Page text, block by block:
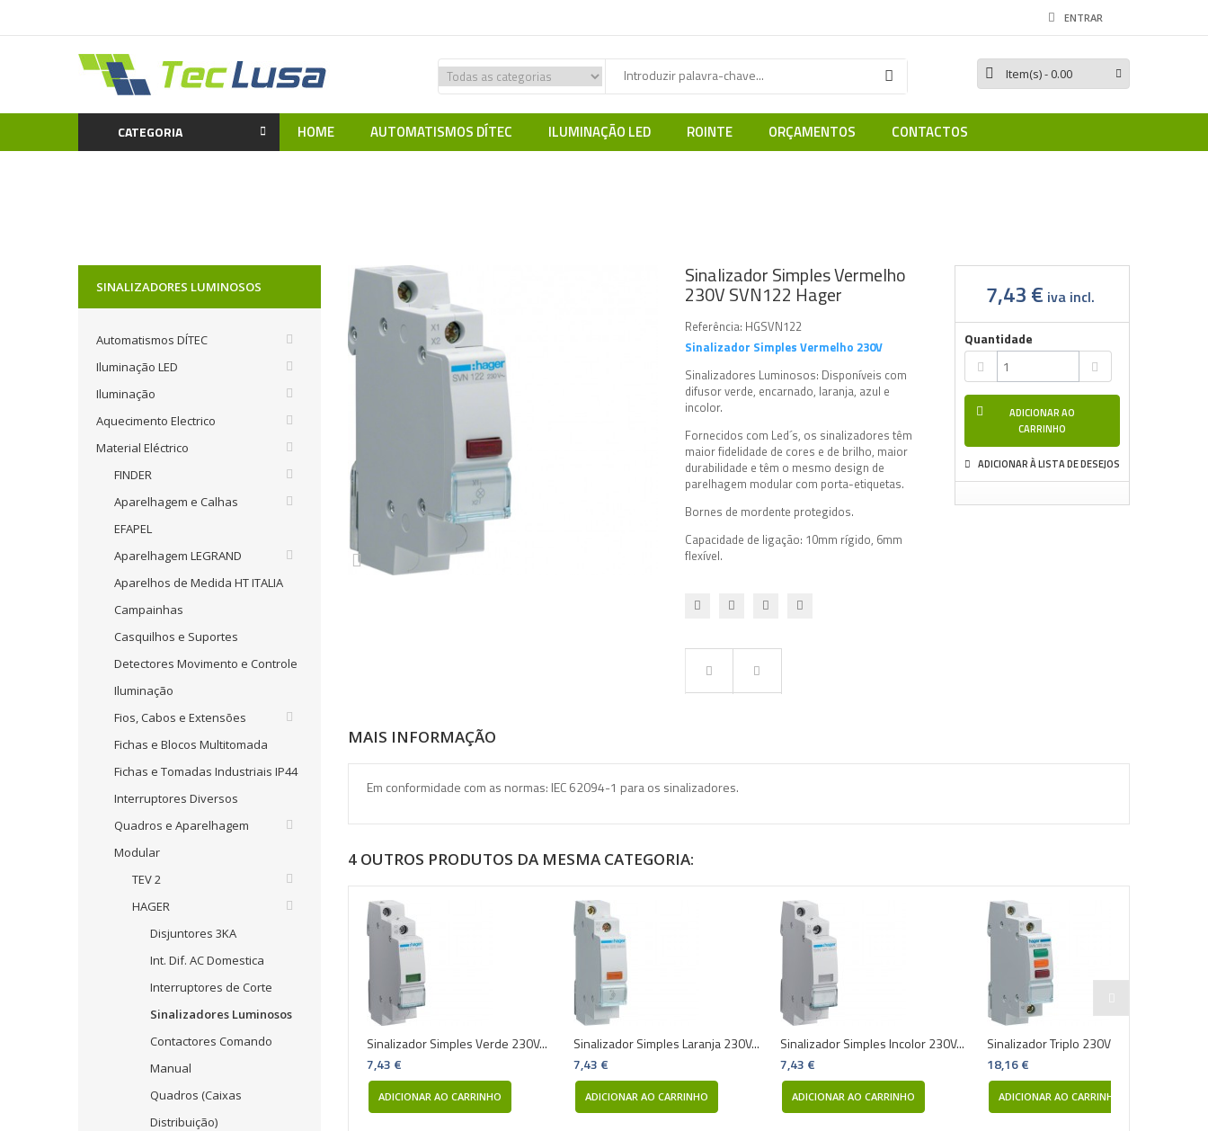
ENTRAR
Item(s)- 0.00
CATEGORIA HOME AUTOMATISMOS DÍTEC ILUMINAÇÃO LED ROINTE ORÇAMENTOS CONTACTOS
SINALIZADORES LUMINOSOS
Automatismos DÍTEC
Iluminação LED
Iluminação
Aquecimento Electrico
Material Eléctrico
FINDER
Aparelhagem e Calhas
EFAPEL
Aparelhagem LEGRAND
Aparelhos de Medida HT ITALIA
Campainhas
Casquilhos e Suportes
Detectores Movimento e Controle
Iluminação
Fios, Cabos e Extensões
Fichas e Blocos Multitomada
Fichas e Tomadas Industriais IP44
Interruptores Diversos
Quadros e Aparelhagem
Modular
TEV 2
HAGER
Disjuntores 3KA
Int. Dif. AC Domestica
Interruptores de Corte
Sinalizadores Luminosos
Contactores Comando
Manual
Quadros (Caixas
Distribuição)
Sinalizador Simples Vermelho
230V SVN122 Hager
Referência: HGSVN122
Sinalizador Simples Vermelho 230V
Sinalizadores Luminosos: Disponíveis com
difusor verde, encarnado, laranja, azul e
incolor.
Fornecidos com Led´s, os sinalizadores têm
maior fidelidade de cores e de brilho, maior
durabilidade e têm o mesmo design de
parelhagem modular com porta-etiquetas.
Bornes de mordente protegidos.
Capacidade de ligação: 10mm rígido, 6mm
flexível.
7,43 € iva incl.
Quantidade
ADICIONAR AO
CARRINHO
ADICIONAR À LISTA DE DESEJOS
MAIS INFORMAÇÃO
Em conformidade com as normas: IEC 62094-1 para os sinalizadores.
4 OUTROS PRODUTOS DA MESMA CATEGORIA:
Sinalizador Simples Verde 230V...
7,43 €
ADICIONAR AO CARRINHO
Sinalizador Simples Laranja 230V...
7,43 €
ADICIONAR AO CARRINHO
Sinalizador Simples Incolor 230V...
7,43 €
ADICIONAR AO CARRINHO
Sinalizador Triplo 230V SVN129...
18,16 €
ADICIONAR AO CARRINHO